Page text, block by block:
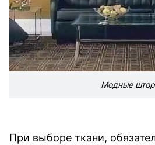
Модные
При выборе ткани,